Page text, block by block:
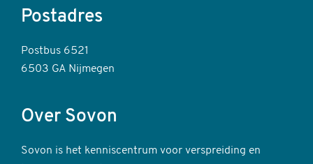
Postadres
Postbus 6521
6503 GA Nijmegen
Over Sovon
Sovon is het kenniscentrum voor verspreiding en